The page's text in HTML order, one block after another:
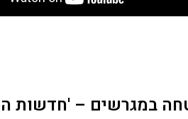
במגרשים – 'חדשות